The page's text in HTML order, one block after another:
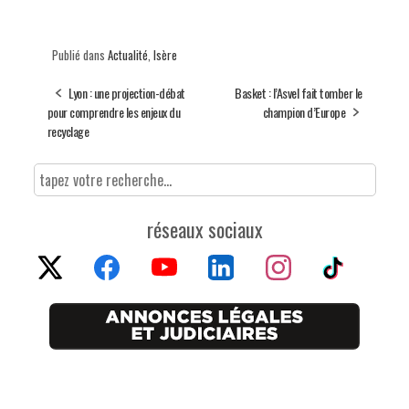
Publié dans Actualité, Isère
Lyon : une projection-débat
pour comprendre les enjeux du
recyclage
Basket : l’Asvel fait tomber le
champion d’Europe
réseaux sociaux